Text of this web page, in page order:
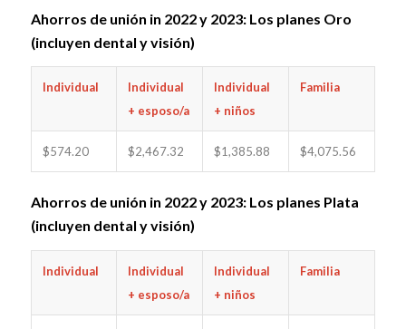
Ahorros de unión in 2022 y 2023: Los planes Oro
(incluyen dental y visión)
Individual
Individual
+ esposo/a
Individual
+ niños
Familia
$574.20 $2,467.32 $1,385.88 $4,075.56
Ahorros de unión in 2022 y 2023: Los planes Plata
(incluyen dental y visión)
Individual
Individual
+ esposo/a
Individual
+ niños
Familia